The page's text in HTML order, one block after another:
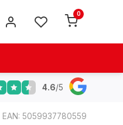
0
4.6/5
EAN: 5059937780559